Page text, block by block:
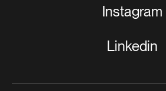
Instagram
Linkedin